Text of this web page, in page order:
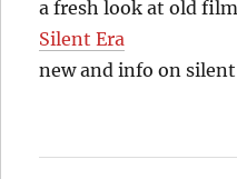
a fresh look at old
Silent Era
new and info on